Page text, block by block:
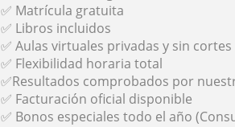
✅ Matrícula gratuita
✅ Libros incluidos
✅ Aulas virtuales privadas y sin cortes
✅ Flexibilidad horaria total
✅Resultados comprobados por
✅ Facturación oficial disponible
✅ Bonos especiales todo el año